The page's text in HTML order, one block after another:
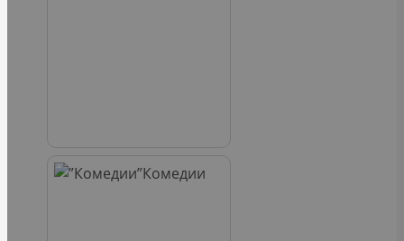
Комедии